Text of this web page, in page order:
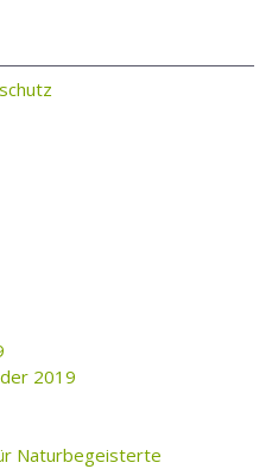
2019
Naturbegeisterte